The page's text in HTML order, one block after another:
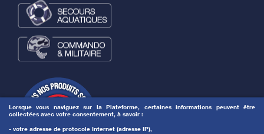
Lorsque vous naviguez sur la Plateforme, certaines informations peuvent être
collectées avec votre consentement, à savoir :
- votre adresse de protocole Internet (adresse IP),